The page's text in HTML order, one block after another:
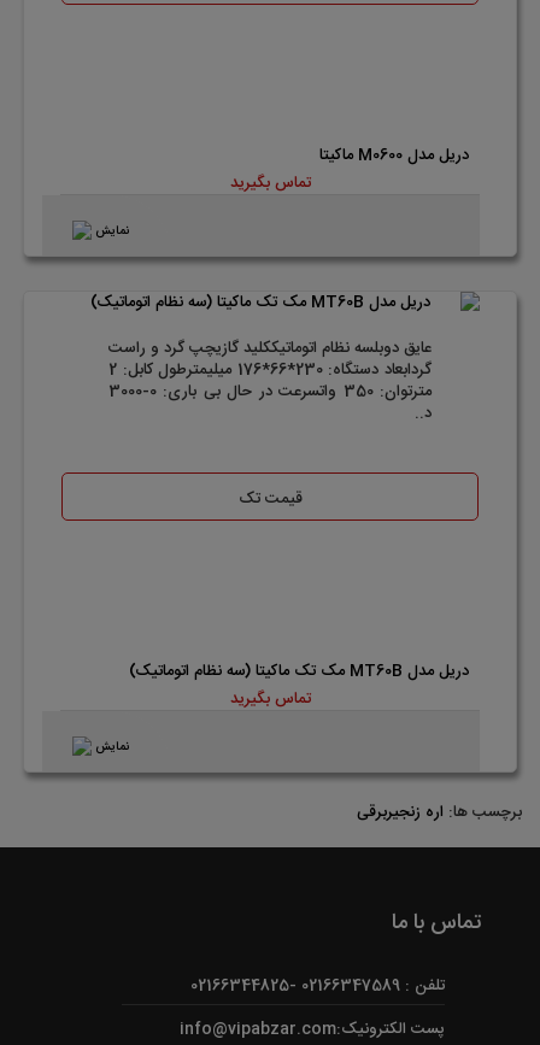
دریل مدل M0600 ماکیتا
تماس بگیرید
نمایش
عایق دوبلسه نظام اتوماتیککلید گازیچپ گرد و راست
گردابعاد دستگاه: 230*66*176 میلیمترطول کابل: 2
مترتوان: 350 واتسرعت در حال بی باری: 0-3000
د..
قیمت تک
دریل مدل MT60B مک تک ماکیتا (سه نظام اتوماتیک)
تماس بگیرید
نمایش
برچسب ها: اره زنجیربرقی
تماس با ما
تلفن : 02166347589 -02166344825
پست الکترونیک:info@vipabzar.com